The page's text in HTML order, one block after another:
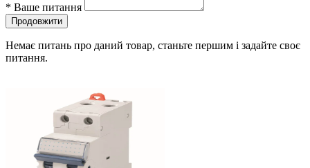
* Ваше питання
Продовжити
Немає питань про даний товар, станьте першим і задайте своє
питання.